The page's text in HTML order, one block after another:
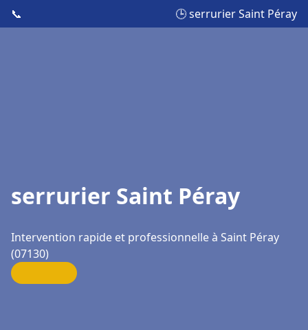
📞 🕒 serrurier Saint Péray
serrurier Saint Péray
Intervention rapide et professionnelle à Saint Péray
(07130)